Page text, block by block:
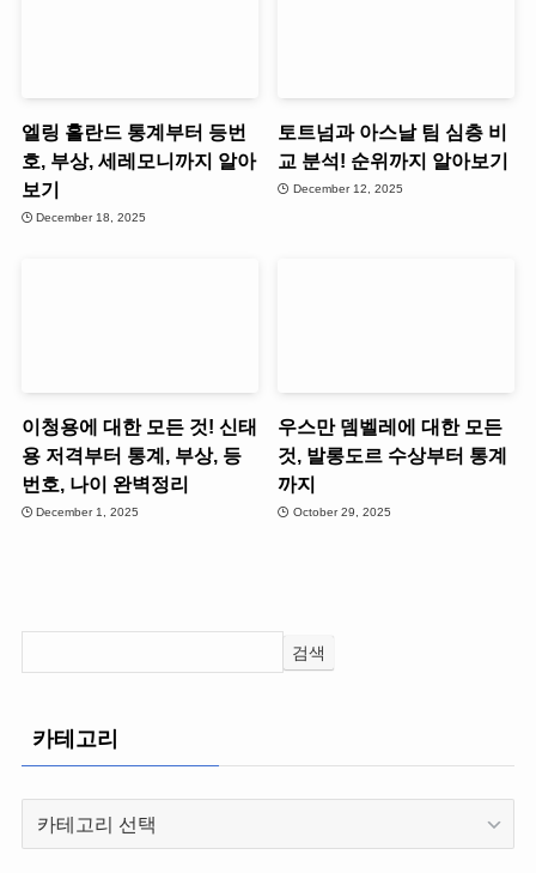
엘링 홀란드 통계부터 등번
호, 부상, 세레모니까지 알아
보기
December 18, 2025
토트넘과 아스날 팀 심층 비
교 분석! 순위까지 알아보기
December 12, 2025
이청용에 대한 모든 것! 신태
용 저격부터 통계, 부상, 등
번호, 나이 완벽정리
December 1, 2025
우스만 뎀벨레에 대한 모든
것, 발롱도르 수상부터 통계
까지
October 29, 2025
검색
카테고리